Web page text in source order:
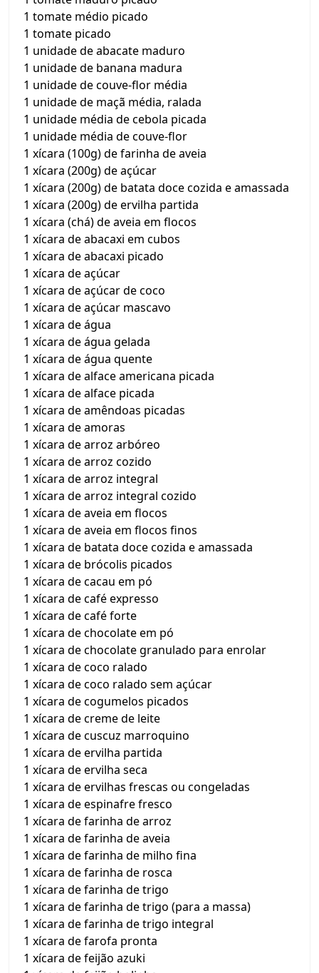
1 tomate médio picado
1 tomate picado
1 unidade de abacate maduro
1 unidade de banana madura
1 unidade de couve-flor média
1 unidade de maçã média, ralada
1 unidade média de cebola picada
1 unidade média de couve-flor
1 xícara (100g) de farinha de aveia
1 xícara (200g) de açúcar
1 xícara (200g) de batata doce cozida e amassada
1 xícara (200g) de ervilha partida
1 xícara (chá) de aveia em flocos
1 xícara de abacaxi em cubos
1 xícara de abacaxi picado
1 xícara de açúcar
1 xícara de açúcar de coco
1 xícara de açúcar mascavo
1 xícara de água
1 xícara de água gelada
1 xícara de água quente
1 xícara de alface americana picada
1 xícara de alface picada
1 xícara de amêndoas picadas
1 xícara de amoras
1 xícara de arroz arbóreo
1 xícara de arroz cozido
1 xícara de arroz integral
1 xícara de arroz integral cozido
1 xícara de aveia em flocos
1 xícara de aveia em flocos finos
1 xícara de batata doce cozida e amassada
1 xícara de brócolis picados
1 xícara de cacau em pó
1 xícara de café expresso
1 xícara de café forte
1 xícara de chocolate em pó
1 xícara de chocolate granulado para enrolar
1 xícara de coco ralado
1 xícara de coco ralado sem açúcar
1 xícara de cogumelos picados
1 xícara de creme de leite
1 xícara de cuscuz marroquino
1 xícara de ervilha partida
1 xícara de ervilha seca
1 xícara de ervilhas frescas ou congeladas
1 xícara de espinafre fresco
1 xícara de farinha de arroz
1 xícara de farinha de aveia
1 xícara de farinha de milho fina
1 xícara de farinha de rosca
1 xícara de farinha de trigo
1 xícara de farinha de trigo (para a massa)
1 xícara de farinha de trigo integral
1 xícara de farofa pronta
1 xícara de feijão azuki